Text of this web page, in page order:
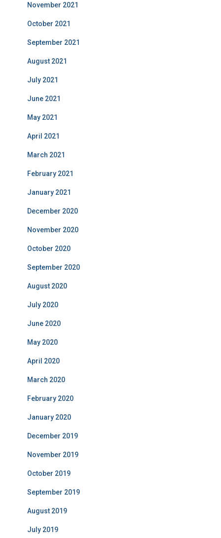
November 2021
October 2021
September 2021
August 2021
July 2021
June 2021
May 2021
April 2021
March 2021
February 2021
January 2021
December 2020
November 2020
October 2020
September 2020
August 2020
July 2020
June 2020
May 2020
April 2020
March 2020
February 2020
January 2020
December 2019
November 2019
October 2019
September 2019
August 2019
July 2019